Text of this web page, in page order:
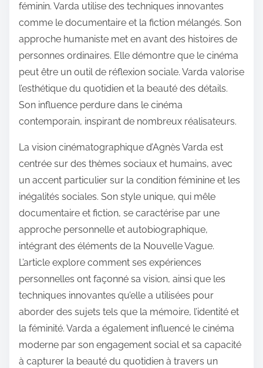
féminin. Varda utilise des techniques innovantes
comme le documentaire et la fiction mélangés. Son
approche humaniste met en avant des histoires de
personnes ordinaires. Elle démontre que le cinéma
peut être un outil de réflexion sociale. Varda valorise
l’esthétique du quotidien et la beauté des détails.
Son influence perdure dans le cinéma
contemporain, inspirant de nombreux réalisateurs.
La vision cinématographique d’Agnès Varda est
centrée sur des thèmes sociaux et humains, avec
un accent particulier sur la condition féminine et les
inégalités sociales. Son style unique, qui mêle
documentaire et fiction, se caractérise par une
approche personnelle et autobiographique,
intégrant des éléments de la Nouvelle Vague.
L’article explore comment ses expériences
personnelles ont façonné sa vision, ainsi que les
techniques innovantes qu’elle a utilisées pour
aborder des sujets tels que la mémoire, l’identité et
la féminité. Varda a également influencé le cinéma
moderne par son engagement social et sa capacité
à capturer la beauté du quotidien à travers un